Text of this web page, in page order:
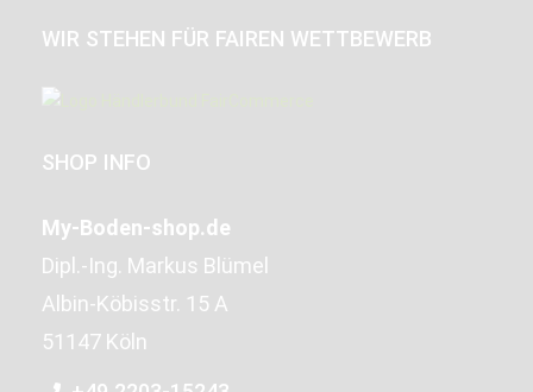
WIR STEHEN FÜR FAIREN WETTBEWERB
SHOP INFO
My-Boden-shop.de
Dipl.-Ing. Markus Blümel
Albin-Köbisstr. 15 A
51147 Köln